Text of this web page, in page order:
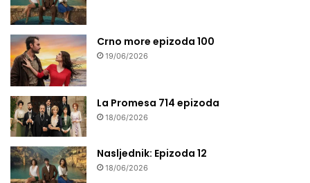
Crno more epizoda 100
19/06/2026
La Promesa 714 epizoda
18/06/2026
Nasljednik: Epizoda 12
18/06/2026